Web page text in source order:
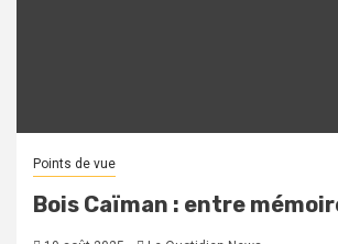
Points de vue
Bois Caïman : entre